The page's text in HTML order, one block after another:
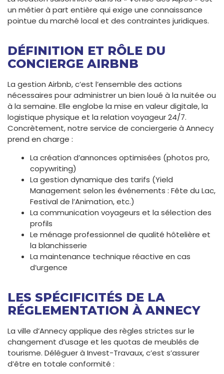
un métier à part entière qui exige une connaissance
pointue du marché local et des contraintes juridiques.
DÉFINITION ET RÔLE DU
CONCIERGE AIRBNB
La gestion Airbnb, c’est l’ensemble des actions
nécessaires pour administrer un bien loué à la nuitée ou
à la semaine. Elle englobe la mise en valeur digitale, la
logistique physique et la relation voyageur 24/7.
Concrètement, notre service de conciergerie à Annecy
prend en charge :
La création d’annonces optimisées (photos pro,
copywriting)
La gestion dynamique des tarifs (Yield
Management selon les événements : Fête du Lac,
Festival de l’Animation, etc.)
La communication voyageurs et la sélection des
profils
Le ménage professionnel de qualité hôtelière et
la blanchisserie
La maintenance technique réactive en cas
d’urgence
LES SPÉCIFICITÉS DE LA
RÉGLEMENTATION À ANNECY
La ville d’Annecy applique des règles strictes sur le
changement d’usage et les quotas de meublés de
tourisme. Déléguer à Invest-Travaux, c’est s’assurer
d’être en totale conformité :